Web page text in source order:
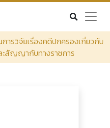
การวิจัยเรื่องคดีปกครองเกี่ยวกับ
สัญญากับทางราชการ